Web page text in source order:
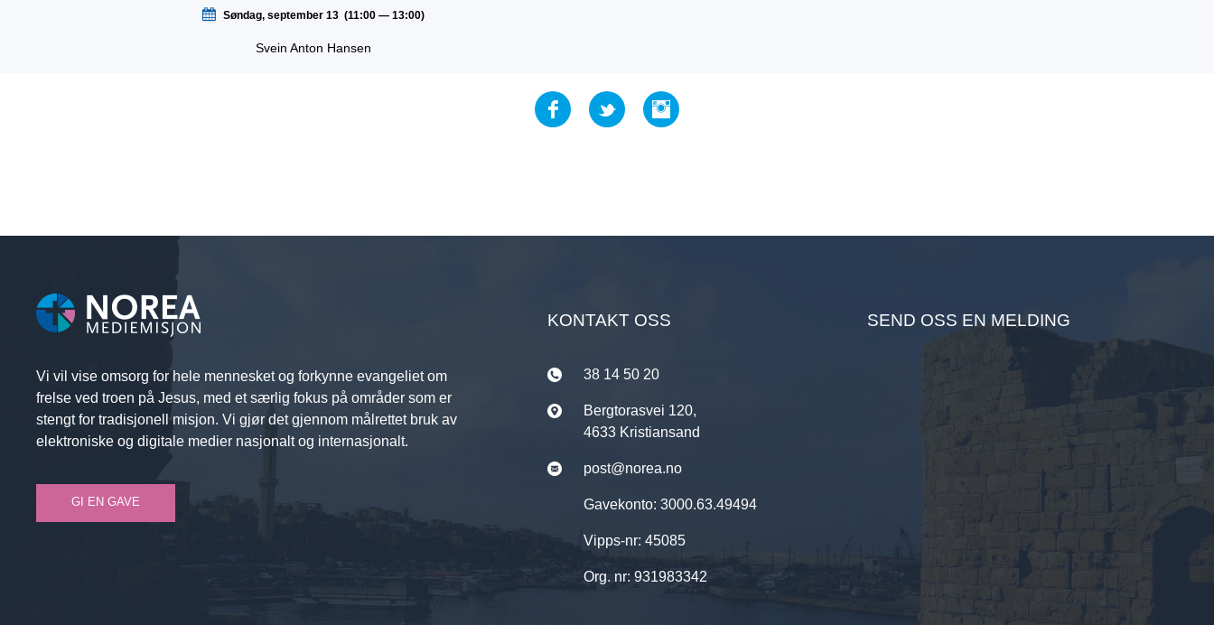
Søndag, september 13 (11:00 — 13:00)
Svein Anton Hansen
Vi vil vise omsorg for hele mennesket og forkynne evangeliet om
frelse ved troen på Jesus, med et særlig fokus på områder som er
stengt for tradisjonell misjon. Vi gjør det gjennom målrettet bruk av
elektroniske og digitale medier nasjonalt og internasjonalt.
GI EN GAVE
KONTAKT OSS
38 14 50 20
Bergtorasvei 120,
4633 Kristiansand
post@norea.no
Gavekonto: 3000.63.49494
Vipps-nr: 45085
Org. nr: 931983342
SEND OSS EN MELDING